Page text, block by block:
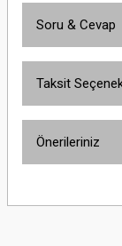
Soru & Cevap
Taksit
Önerileriniz
yetersiz